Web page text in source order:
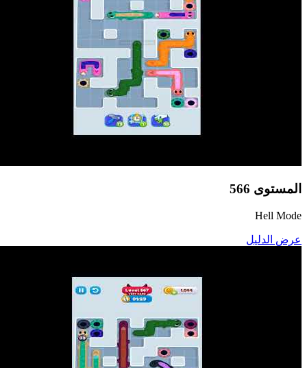
المستوى 566
Hell Mode
عرض الدليل